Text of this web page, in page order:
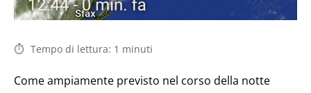
Tempo di lettura: 1 minuti
Come ampiamente previsto nel corso della notte